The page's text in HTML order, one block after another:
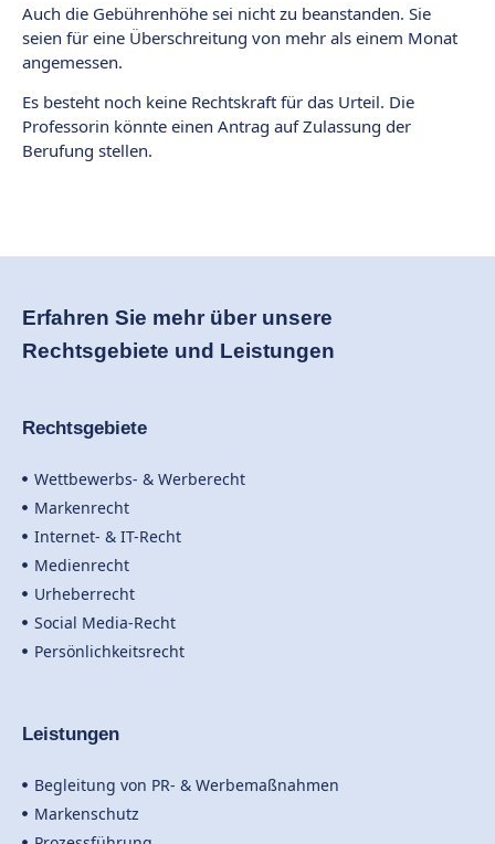
Auch die Gebührenhöhe sei nicht zu beanstanden. Sie
seien für eine Überschreitung von mehr als einem Monat
angemessen.
Es besteht noch keine Rechtskraft für das Urteil. Die
Professorin könnte einen Antrag auf Zulassung der
Berufung stellen.
Erfahren Sie mehr über unsere
Rechtsgebiete und Leistungen
Rechtsgebiete
Wettbewerbs- & Werberecht
Markenrecht
Internet- & IT-Recht
Medienrecht
Urheberrecht
Social Media-Recht
Persönlichkeitsrecht
Leistungen
Begleitung von PR- & Werbemaßnahmen
Markenschutz